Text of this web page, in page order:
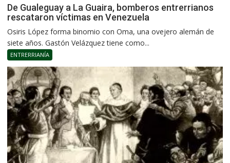
De Gualeguay a La Guaira, bomberos entrerrianos
rescataron víctimas en Venezuela
Osiris López forma binomio con Oma, una ovejero alemán de
siete años. Gastón Velázquez tiene como...
ENTRERRIANÍA